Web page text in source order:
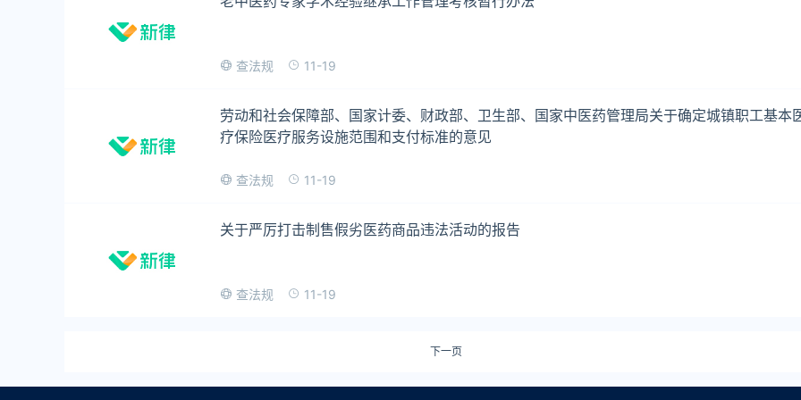
查法规 11-19
劳动和社会保障部、国家计委、财政部、卫生部、国家中医药管理局关于确定城镇职工基本
疗保险医疗服务设施范围和支付标准的意见
查法规 11-19
关于严厉打击制售假劣医药商品违法活动的报告
查法规 11-19
下一页